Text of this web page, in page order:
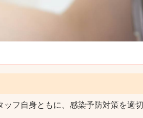
フ自身ともに、感染予防対策を適切